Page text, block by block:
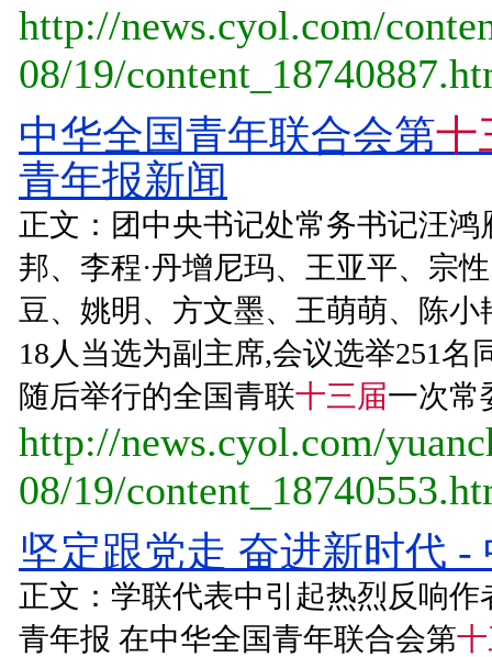
http://news.cyol.com/
08/19/
中华全国青年联合会第十
青年报新闻
正文：团中央书记处常务书记汪鸿
邦、李程·丹增尼玛、王亚平、宗
豆、姚明、方文墨、王萌萌、陈
18人当选为副主席,会议选举251名
随后举行的全国青联十三届一次常
http://news.cyol.com/
08/19/
坚定跟党走 奋进新时代 -
正文：学联代表中引起热烈反响
青年报 在中华全国青年联合会第